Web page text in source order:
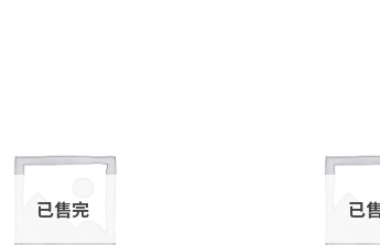
已售完 已